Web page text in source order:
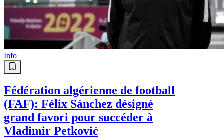
Info
Fédération algérienne de football
(FAF): Félix Sánchez désigné
grand favori pour succéder à
Vladimir Petković